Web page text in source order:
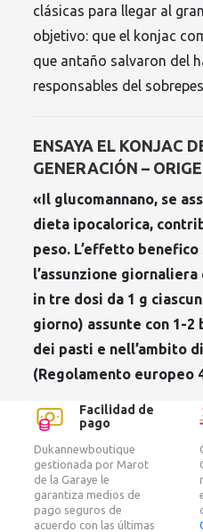
clásicas para llegar al
objetivo: que el konjac
que antaño salvaron del
responsables del
ENSAYA EL KONJAC
GENERACIÓN –
«Il glucomannano, se
dieta ipocalorica,
peso. L’effetto
l’assunzione
in tre dosi da 1 g
giorno) assunte con 1-2
dei pasti e nell’ambito
(Regolamento europeo
Facilidad de
pago
Dukannewboutique
gestionada por Marot
de la Garaye le
garantiza medios de
pago seguros de
acuerdo con las últimas